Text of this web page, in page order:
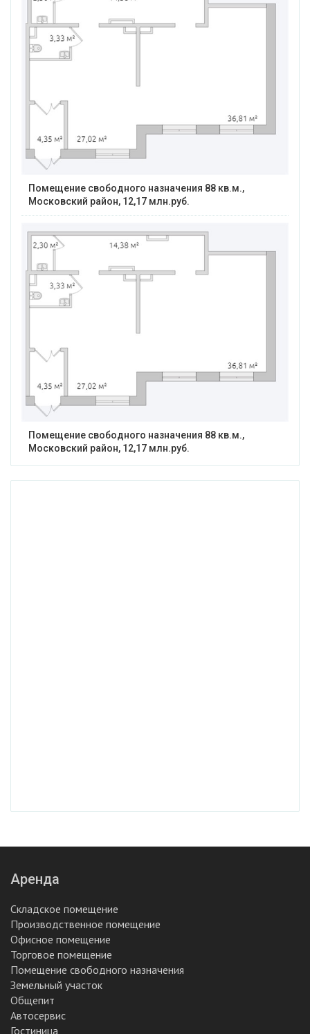
Помещение свободного назначения 88 кв.м.,
Московский район, 12,17 млн.руб.
Помещение свободного назначения 88 кв.м.,
Московский район, 12,17 млн.руб.
Аренда
Складское помещение
Производственное помещение
Офисное помещение
Торговое помещение
Помещение свободного назначения
Земельный участок
Общепит
Автосервис
Гостиница